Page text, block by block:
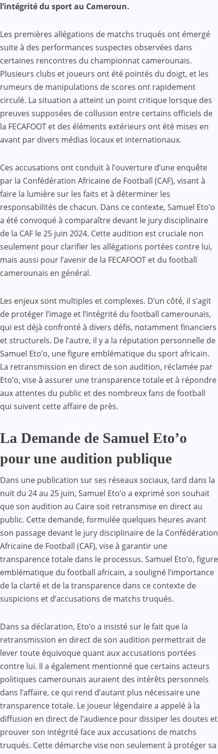
l’intégrité du sport au Cameroun.
Les premières allégations de matchs truqués ont émergé
suite à des performances suspectes observées dans
certaines rencontres du championnat camerounais.
Plusieurs clubs et joueurs ont été pointés du doigt, et les
rumeurs de manipulations de scores ont rapidement
circulé. La situation a atteint un point critique lorsque des
preuves supposées de collusion entre certains officiels de
la FECAFOOT et des éléments extérieurs ont été mises en
avant par divers médias locaux et internationaux.
Ces accusations ont conduit à l’ouverture d’une enquête
par la Confédération Africaine de Football (CAF), visant à
faire la lumière sur les faits et à déterminer les
responsabilités de chacun. Dans ce contexte, Samuel Eto’o
a été convoqué à comparaître devant le jury disciplinaire
de la CAF le 25 juin 2024. Cette audition est cruciale non
seulement pour clarifier les allégations portées contre lui,
mais aussi pour l’avenir de la FECAFOOT et du football
camerounais en général.
Les enjeux sont multiples et complexes. D’un côté, il s’agit
de protéger l’image et l’intégrité du football camerounais,
qui est déjà confronté à divers défis, notamment financiers
et structurels. De l’autre, il y a la réputation personnelle de
Samuel Eto’o, une figure emblématique du sport africain.
La retransmission en direct de son audition, réclamée par
Eto’o, vise à assurer une transparence totale et à répondre
aux attentes du public et des nombreux fans de football
qui suivent cette affaire de près.
La Demande de Samuel Eto’o
pour une audition publique
Dans une publication sur ses réseaux sociaux, tard dans la
nuit du 24 au 25 juin, Samuel Eto’o a exprimé son souhait
que son audition au Caire soit retransmise en direct au
public. Cette demande, formulée quelques heures avant
son passage devant le jury disciplinaire de la Confédération
Africaine de Football (CAF), vise à garantir une
transparence totale dans le processus. Samuel Eto’o, figure
emblématique du football africain, a souligné l’importance
de la clarté et de la transparence dans ce contexte de
suspicions et d’accusations de matchs truqués.
Dans sa déclaration, Eto’o a insisté sur le fait que la
retransmission en direct de son audition permettrait de
lever toute équivoque quant aux accusations portées
contre lui. Il a également mentionné que certains acteurs
politiques camerounais auraient des intérêts personnels
dans l’affaire, ce qui rend d’autant plus nécessaire une
transparence totale. Le joueur légendaire a appelé à la
diffusion en direct de l’audience pour dissiper les doutes et
prouver son intégrité face aux accusations de matchs
truqués. Cette démarche vise non seulement à protéger sa